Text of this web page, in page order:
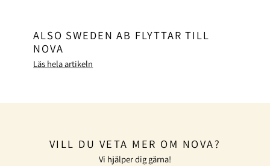
ALSO SWEDEN AB FLYTTAR TILL
NOVA
Läs hela artikeln
VILL DU VETA MER OM NOVA?
Vi hjälper dig gärna!